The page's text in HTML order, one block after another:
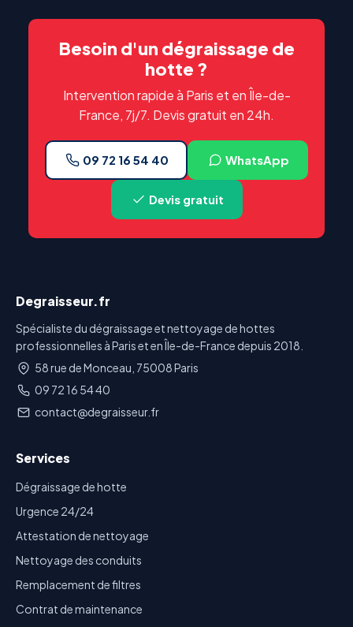
Besoin d'un dégraissage de
hotte ?
Intervention rapide à Paris et en Île-de-
France, 7j/7. Devis gratuit en 24h.
09 72 16 54 40 WhatsApp
Devis gratuit
Degraisseur.fr
Spécialiste du dégraissage et nettoyage de hottes
professionnelles à Paris et en Île-de-France depuis 2018.
58 rue de Monceau, 75008 Paris
09 72 16 54 40
contact@degraisseur.fr
Services
Dégraissage de hotte
Urgence 24/24
Attestation de nettoyage
Nettoyage des conduits
Remplacement de filtres
Contrat de maintenance